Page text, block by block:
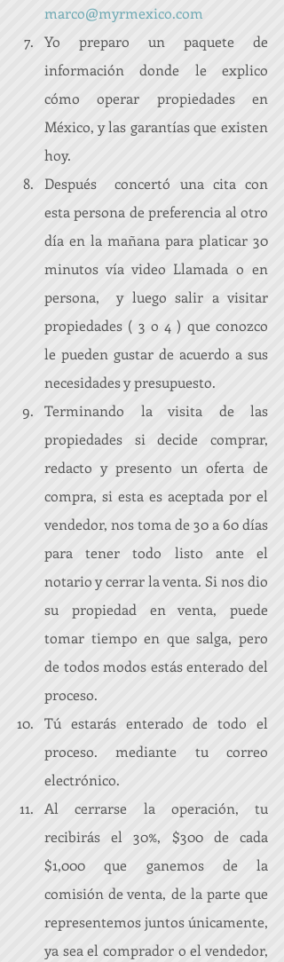
marco@myrmexico.com
Yo preparo un paquete de
información donde le explico
cómo operar propiedades en
México, y las garantías que existen
hoy.
Después  concertó una cita con
esta persona de preferencia al otro
día en la mañana para platicar 30
minutos vía video Llamada o en
persona,  y luego salir a visitar
propiedades ( 3 o 4 ) que conozco
le pueden gustar de acuerdo a sus
necesidades y presupuesto.
Terminando la visita de las
propiedades si decide comprar,
redacto y presento un oferta de
compra, si esta es aceptada por el
vendedor, nos toma de 30 a 60 días
para tener todo listo ante el
notario y cerrar la venta. Si nos dio
su propiedad en venta, puede
tomar tiempo en que salga, pero
de todos modos estás enterado del
proceso.
Tú estarás enterado de todo el
proceso. mediante tu correo
electrónico.
Al cerrarse la operación, tu
recibirás el 30%, $300 de cada
$1,000 que ganemos de la
comisión de venta, de la parte que
representemos juntos únicamente,
ya sea el comprador o el vendedor,